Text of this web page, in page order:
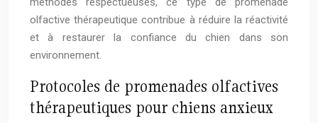
olfactive thérapeutique contribue à réduire la réactivité
et à restaurer la confiance du chien dans son
environnement.
Protocoles de promenades olfactives
thérapeutiques pour chiens anxieux